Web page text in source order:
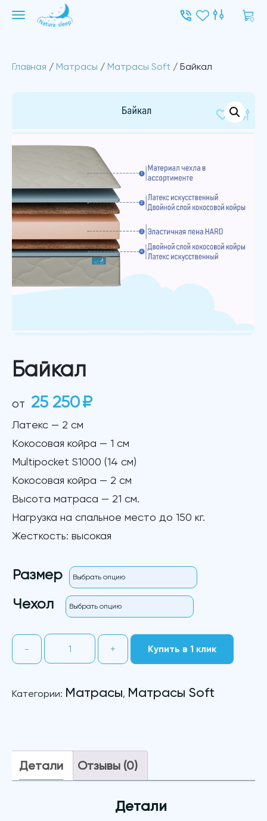
0
Главная / Матрасы / Матрасы Soft / Байкал
Байкал
от 25 250₽
Латекс — 2 см
Кокосовая койра — 1 см
Multipocket S1000 (14 см)
Кокосовая койра — 2 см
Высота матраса — 21 см.
Нагрузка на спальное место до 150 кг.
Жесткость: высокая
Размер
Чехол
-
Количество
товара
+ Купить в 1 клик
Категории: Матрасы, Матрасы Soft
Детали Отзывы (0)
Детали